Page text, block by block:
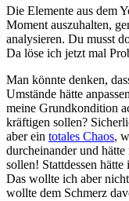
Die Elemente aus dem
Moment auszuhalten,
analysieren. Du musst
Da löse ich jetzt mal
Man könnte denken,
Umstände hätte
meine Grundkondition
kräftigen sollen?
aber ein totales Chaos,
durcheinander und
sollen! Stattdessen
Das wollte ich aber
wollte dem Schmerz